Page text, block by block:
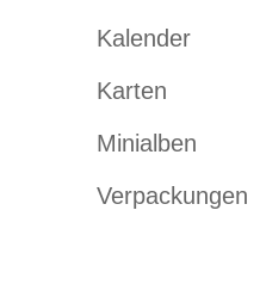
Kalender
Karten
Minialben
Verpackungen